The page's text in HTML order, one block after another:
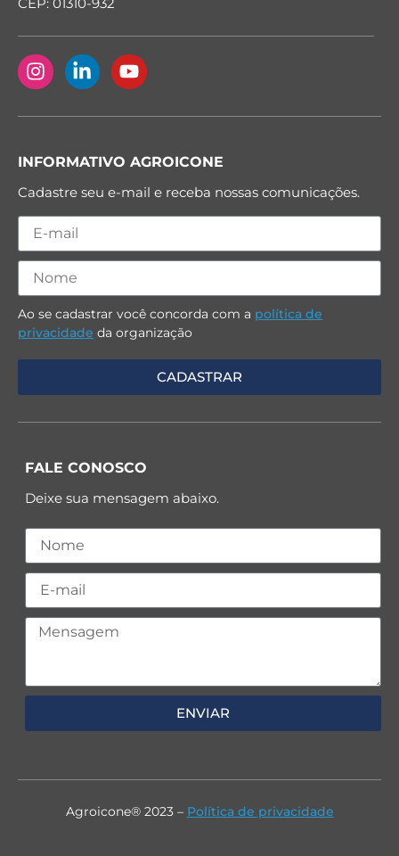
INFORMATIVO AGROICONE
Cadastre seu e-mail e receba nossas comunicações.
Ao se cadastrar você concorda com a política de
privacidade da organização
FALE CONOSCO
Deixe sua mensagem abaixo.
ENVIAR
Agroicone® 2023 – Política de privacidade